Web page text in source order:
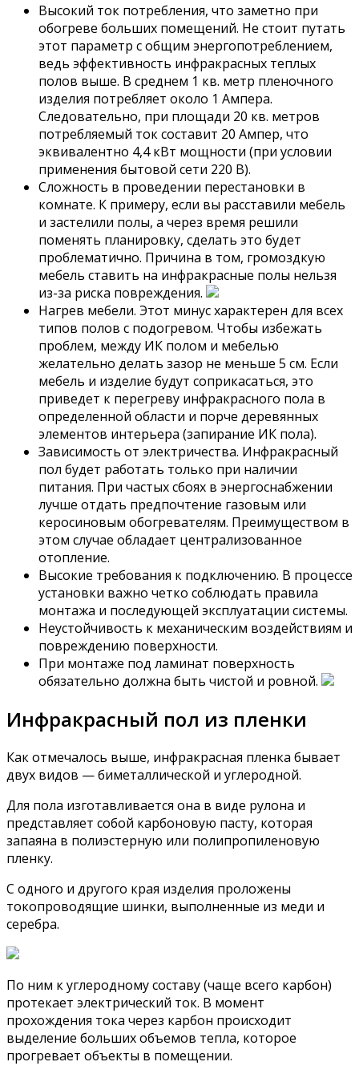
Высокий ток потребления, что заметно при
обогреве больших помещений. Не стоит путать
этот параметр с общим энергопотреблением,
ведь эффективность инфракрасных теплых
полов выше. В среднем 1 кв. метр пленочного
изделия потребляет около 1 Ампера.
Следовательно, при площади 20 кв. метров
потребляемый ток составит 20 Ампер, что
эквивалентно 4,4 кВт мощности (при условии
применения бытовой сети 220 В).
Сложность в проведении перестановки в
комнате. К примеру, если вы расставили мебель
и застелили полы, а через время решили
поменять планировку, сделать это будет
проблематично. Причина в том, громоздкую
мебель ставить на инфракрасные полы нельзя
из-за риска повреждения.
Нагрев мебели. Этот минус характерен для всех
типов полов с подогревом. Чтобы избежать
проблем, между ИК полом и мебелью
желательно делать зазор не меньше 5 см. Если
мебель и изделие будут соприкасаться, это
приведет к перегреву инфракрасного пола в
определенной области и порче деревянных
элементов интерьера (запирание ИК пола).
Зависимость от электричества. Инфракрасный
пол будет работать только при наличии
питания. При частых сбоях в энергоснабжении
лучше отдать предпочтение газовым или
керосиновым обогревателям. Преимуществом в
этом случае обладает централизованное
отопление.
Высокие требования к подключению. В процессе
установки важно четко соблюдать правила
монтажа и последующей эксплуатации системы.
Неустойчивость к механическим воздействиям и
повреждению поверхности.
При монтаже под ламинат поверхность
обязательно должна быть чистой и ровной.
Инфракрасный пол из пленки
Как отмечалось выше, инфракрасная пленка бывает
двух видов — биметаллической и углеродной.
Для пола изготавливается она в виде рулона и
представляет собой карбоновую пасту, которая
запаяна в полиэстерную или полипропиленовую
пленку.
С одного и другого края изделия проложены
токопроводящие шинки, выполненные из меди и
серебра.
По ним к углеродному составу (чаще всего карбон)
протекает электрический ток. В момент
прохождения тока через карбон происходит
выделение больших объемов тепла, которое
прогревает объекты в помещении.